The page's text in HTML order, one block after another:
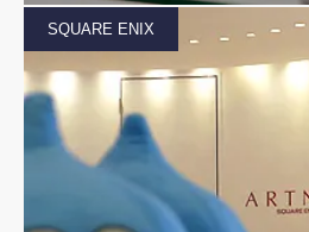
SQUARE ENIX